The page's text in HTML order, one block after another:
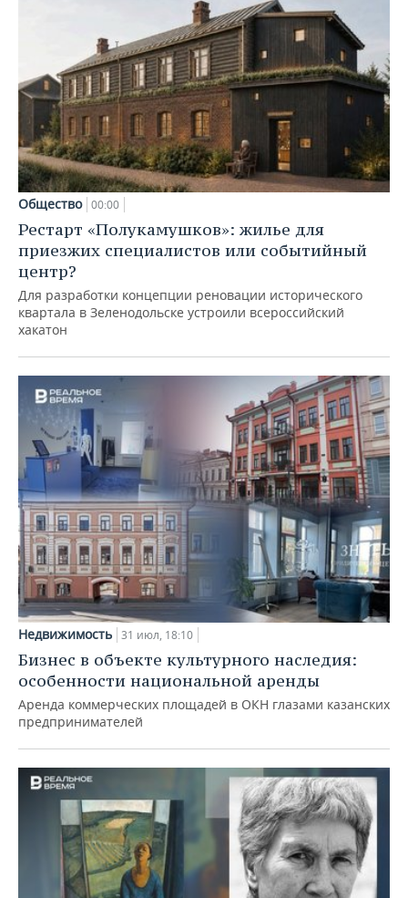
Общество 00:00
Рестарт «Полукамушков»: жилье для
приезжих специалистов или событийный
центр?
Для разработки концепции реновации исторического
квартала в Зеленодольске устроили всероссийский
хакатон
Недвижимость 31 июл, 18:10
Бизнес в объекте культурного наследия:
особенности национальной аренды
Аренда коммерческих площадей в ОКН глазами казанских
предпринимателей